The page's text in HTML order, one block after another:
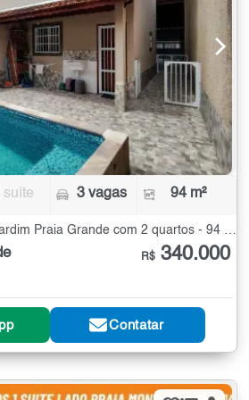
suíte 3 vagas 94 m²
Sobrado à Venda no Jardim Praia Grande com 2 quartos - 94 m²
R$ 340.000
Contatar